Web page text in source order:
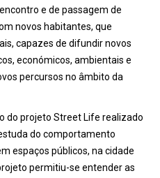
e de passagem de
novos habitantes, que
capazes de difundir novos
económicos, ambientais e
percursos no âmbito da
do projeto Street Life realizado
do comportamento
espaços públicos, na cidade
permitiu-se entender as